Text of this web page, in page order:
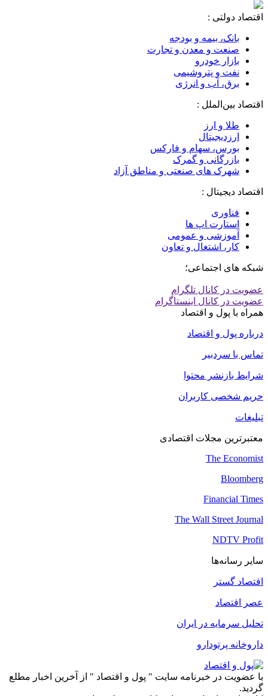
اقتصاد دولتی :
بانک، بیمه و بودجه
صنعت و معدن و تجارت
بازار خودرو
نفت و پتروشیمی
برق، آب و انرژی
اقتصاد بین‌الملل :
طلا و ارز
ارزدیجیتال
بورس، سهام و فارکس
بازرگانی و گمرک
شهرک های صنعتی و مناطق آزاد
اقتصاد دیجیتال :
فناوری
استارت اپ ها
آموزشی و عمومی
کار، اشتغال و تعاون
شبکه های اجتماعی؛
عضویت در کانال تلگرام
عضویت در کانال اینستاگرام
همراه با پول و اقتصاد
درباره پول و اقتصاد
تماس با سردبیر
شرایط بازنشر محتوا
حریم شخصی کاربران
تبلیغات
معتبرترین مجلات اقتصادی
The Economist
Bloomberg
Financial Times
The Wall Street Journal
NDTV Profit
سایر رسانه‌ها
اقتصاد گستر
عصر اقتصاد
تحلیل سرمایه در ایران
داروخانه پرتودارو
با عضویت در خبرنامه سایت " پول و اقتصاد " از آخرین اخبار مطلع
گردید.